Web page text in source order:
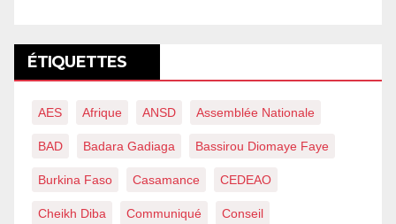
ÉTIQUETTES
AES Afrique ANSD Assemblée Nationale
BAD Badara Gadiaga Bassirou Diomaye Faye
Burkina Faso Casamance CEDEAO
Cheikh Diba Communiqué Conseil